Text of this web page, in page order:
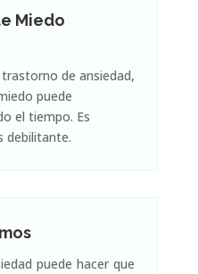
Miedo
de ansiedad,
puede
el tiempo. Es
debilitante.
puede hacer que